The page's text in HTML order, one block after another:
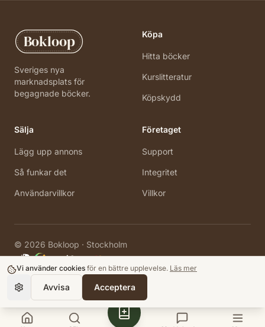
Bokloop
Sveriges nya
marknadsplats för
begagnade böcker.
Köpa
Hitta böcker
Kurslitteratur
Köpskydd
Sälja
Lägg upp annons
Så funkar det
Användarvillkor
Företaget
Support
Integritet
Villkor
© 2026 Bokloop · Stockholm
Vi använder cookies för en bättre upplevelse. Läs mer
Avvisa Acceptera